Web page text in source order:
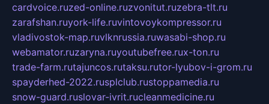
cardvoice.ruzed-online.ruzvonitut.ruzebra-tlt.ru
zarafshan.ruyork-life.ruvintovoykompressor.ru
vladivostok-map.ruvlknrussia.ruwasabi-shop.ru
webamator.ruzaryna.ruyoutubefree.rux-ton.ru
trade-farm.rutajuncos.rutaksu.rutor-lyubov-i-grom.ru
spayderhed-2022.rusplclub.rustoppamedia.ru
snow-guard.ruslovar-ivrit.rucleanmedicine.ru